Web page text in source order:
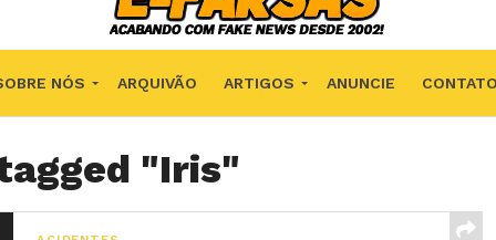
NÓS ARQUIVÃO ARTIGOS ANUNCIE CONTATO
"Iris"